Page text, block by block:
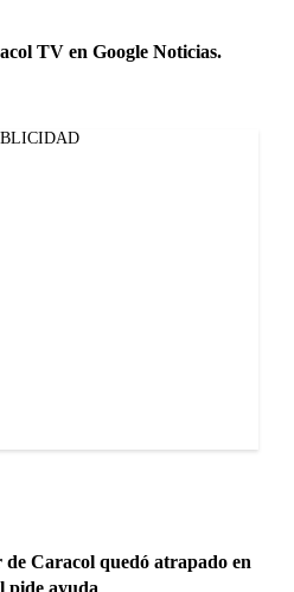
TV en Google Noticias.
de Caracol quedó atrapado en